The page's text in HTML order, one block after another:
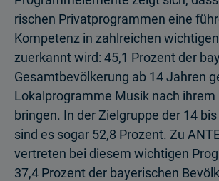
rischen Privatprogrammen eine
Kompetenz in zahlreichen
zuerkannt wird: 45,1 Prozent der
Gesamtbevölkerung ab 14 Jahren
Lokalprogramme Musik nach ihrem
bringen. In der Zielgruppe der 14
sind es sogar 52,8 Prozent. Zu
vertreten bei diesem wichtigen
37,4 Prozent der bayerischen